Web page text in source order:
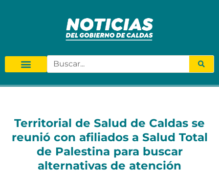
Territorial de Salud de Caldas se
reunió con afiliados a Salud Total
de Palestina para buscar
alternativas de atención